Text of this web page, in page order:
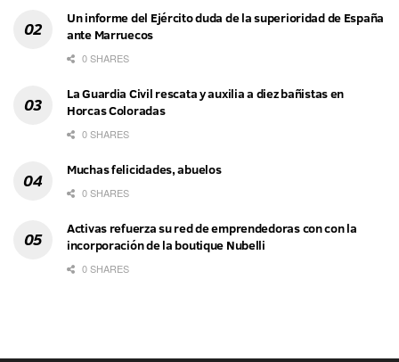
Un informe del Ejército duda de la superioridad de España
ante Marruecos
0 SHARES
La Guardia Civil rescata y auxilia a diez bañistas en
Horcas Coloradas
0 SHARES
Muchas felicidades, abuelos
0 SHARES
Activas refuerza su red de emprendedoras con con la
incorporación de la boutique Nubelli
0 SHARES